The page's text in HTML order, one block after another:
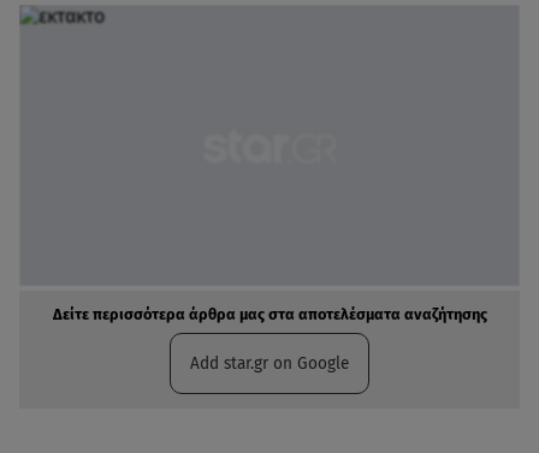
Δείτε περισσότερα άρθρα μας στα αποτελέσματα αναζήτησης
Add star.gr on Google